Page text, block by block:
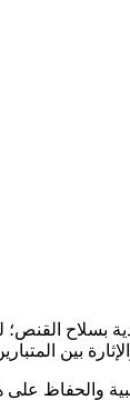
والحفاظ على